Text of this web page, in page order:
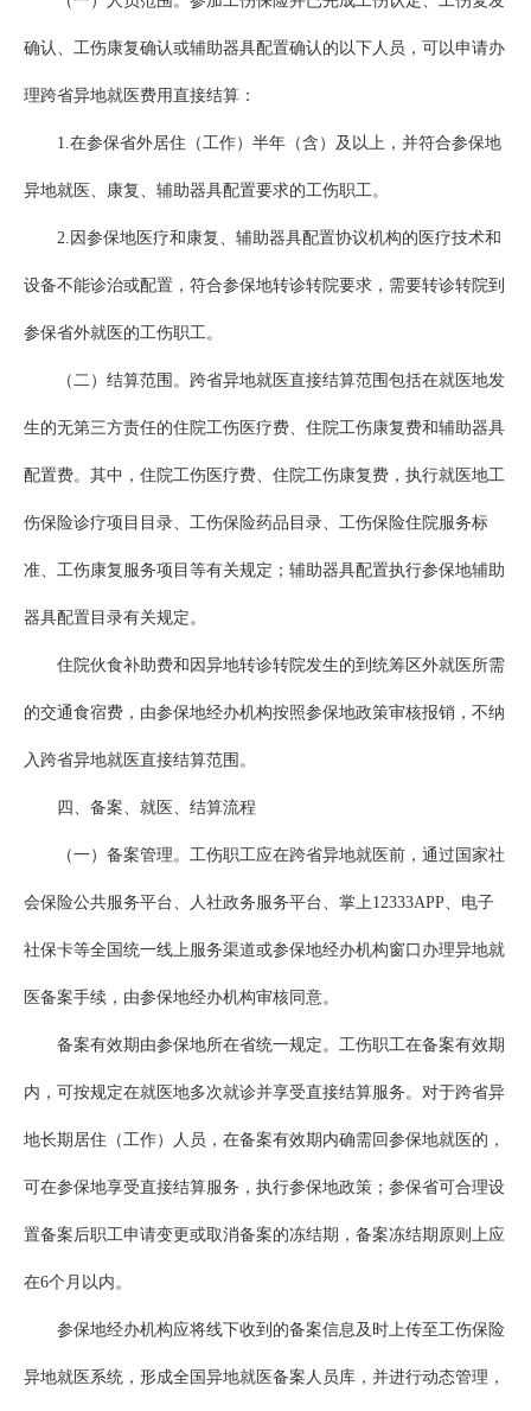
确认、工伤康复确认或辅助器具配置确认的以下人员，可以申请办
理跨省异地就医费用直接结算：
1.在参保省外居住（工作）半年（含）及以上，并符合参保地
异地就医、康复、辅助器具配置要求的工伤职工。
2.因参保地医疗和康复、辅助器具配置协议机构的医疗技术和
设备不能诊治或配置，符合参保地转诊转院要求，需要转诊转院到
参保省外就医的工伤职工。
（二）结算范围。跨省异地就医直接结算范围包括在就医地发
生的无第三方责任的住院工伤医疗费、住院工伤康复费和辅助器具
配置费。其中，住院工伤医疗费、住院工伤康复费，执行就医地工
伤保险诊疗项目目录、工伤保险药品目录、工伤保险住院服务标
准、工伤康复服务项目等有关规定；辅助器具配置执行参保地辅助
器具配置目录有关规定。
住院伙食补助费和因异地转诊转院发生的到统筹区外就医所需
的交通食宿费，由参保地经办机构按照参保地政策审核报销，不纳
入跨省异地就医直接结算范围。
四、备案、就医、结算流程
（一）备案管理。工伤职工应在跨省异地就医前，通过国家社
会保险公共服务平台、人社政务服务平台、掌上12333APP、电子
社保卡等全国统一线上服务渠道或参保地经办机构窗口办理异地就
医备案手续，由参保地经办机构审核同意。
备案有效期由参保地所在省统一规定。工伤职工在备案有效期
内，可按规定在就医地多次就诊并享受直接结算服务。对于跨省异
地长期居住（工作）人员，在备案有效期内确需回参保地就医的，
可在参保地享受直接结算服务，执行参保地政策；参保省可合理设
置备案后职工申请变更或取消备案的冻结期，备案冻结期原则上应
在6个月以内。
参保地经办机构应将线下收到的备案信息及时上传至工伤保险
异地就医系统，形成全国异地就医备案人员库，并进行动态管理，